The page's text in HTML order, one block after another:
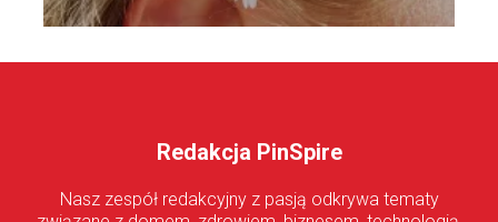
Redakcja PinSpire
Nasz zespół redakcyjny z pasją odkrywa tematy